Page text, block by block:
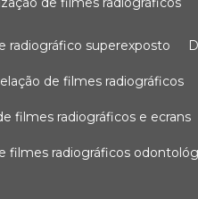
radiográfico superexposto
de filmes radiográficos
filmes radiográficos e ecrans
filmes radiográficos